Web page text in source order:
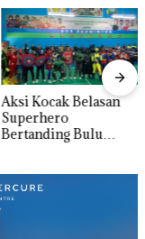
Tim Gabungan
Gagalkan
Penyelundupan 1,3